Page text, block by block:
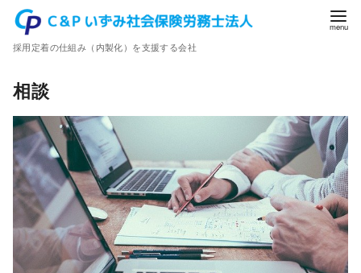
採用定着の仕組み（内製化）を支援する会社
相談